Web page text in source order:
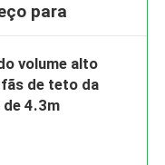
para
volume alto
de teto da
4.3m